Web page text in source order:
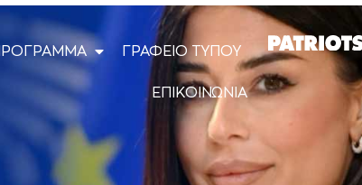
ΓΡΑΦΕΙΟ ΤΥΠΟΥ
ΕΠΙΚΟΙΝΩΝΙΑ